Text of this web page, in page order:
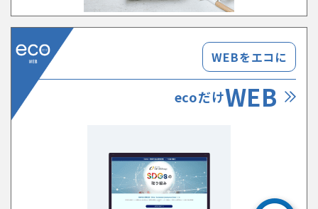
WEBをエコに
ecoだけWEB